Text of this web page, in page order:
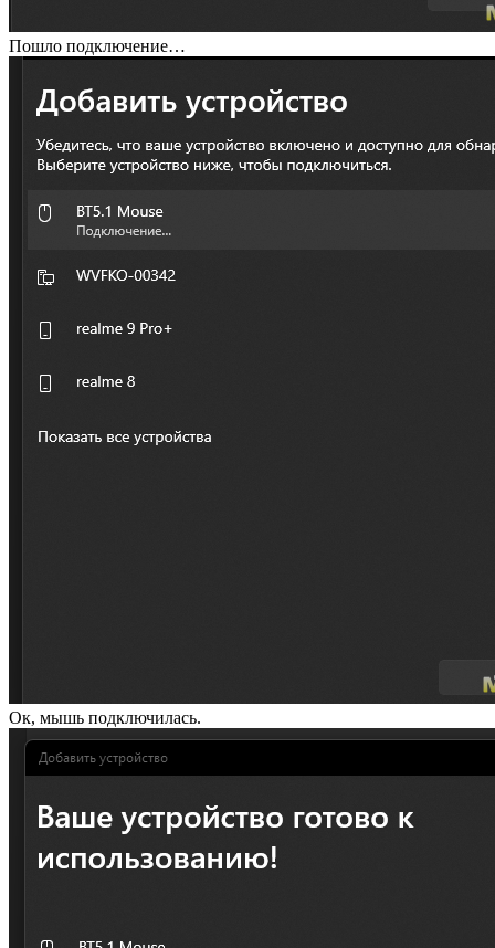
Пошло подключение…
Ок, мышь подключилась.